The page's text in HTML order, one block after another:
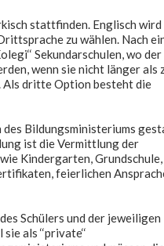
stattfinden. Englisch wird
zu wählen. Nach
Sekundarschulen, wo der
wenn sie nicht länger als
Als dritte Option besteht die
des Bildungsministeriums
ist die Vermittlung der
Kindergarten, Grundschule,
feierlichen
Schülers und der jeweiligen
als ‘‘private‘‘